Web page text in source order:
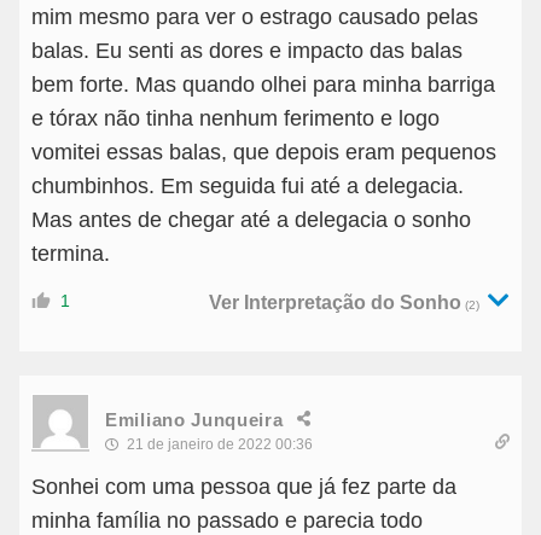
mim mesmo para ver o estrago causado pelas
balas. Eu senti as dores e impacto das balas
bem forte. Mas quando olhei para minha barriga
e tórax não tinha nenhum ferimento e logo
vomitei essas balas, que depois eram pequenos
chumbinhos. Em seguida fui até a delegacia.
Mas antes de chegar até a delegacia o sonho
termina.
1 Ver Interpretação do Sonho (2)
Emiliano Junqueira
21 de janeiro de 2022 00:36
Sonhei com uma pessoa que já fez parte da
minha família no passado e parecia todo